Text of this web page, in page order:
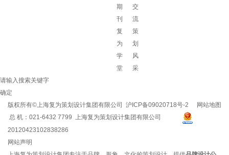
期
刊
复
为
学
堂
交
流
策
划
风
采
请输入搜索关键字
确定
网站地图
版权所有©上海复为策划设计集团有限公司 沪ICP备09020718号-2
总 机：021-6432 7799 上海复为策划设计集团有限公司
20120423102838286
网站声明